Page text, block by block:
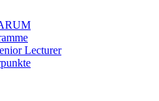
Lecturer